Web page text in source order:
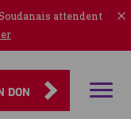
attendent
DON